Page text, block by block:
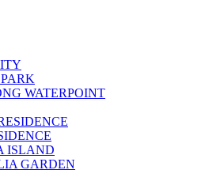
WATERPOINT
ISLAND
GARDEN